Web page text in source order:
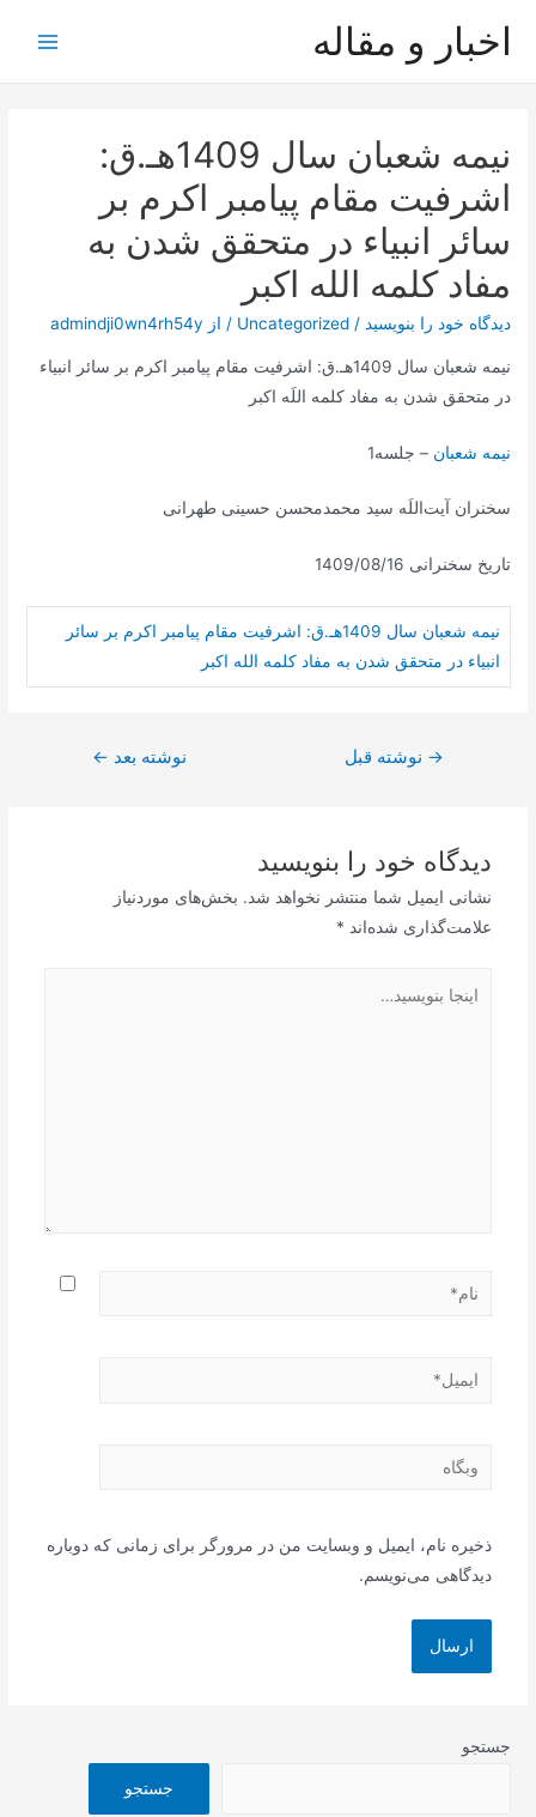
اخبار و مقاله
نیمه شعبان سال 1409هـ.ق:
اشرفیت مقام پیامبر اكرم بر
سائر انبیاء در متحقق شدن به
مفاد كلمه الله اكبر
دیدگاه‌ خود را بنویسید /
Uncategorized / از admindji0wn4rh54y
نیمه شعبان سال 1409هـ.ق: اشرفیت مقام پیامبر اكرم بر سائر انبیاء
در متحقق شدن به مفاد كلمه اللَه اكبر
نیمه شعبان – جلسه1
سخنران آیت‌اللَه سید محمدمحسن حسینی طهرانی
تاریخ سخنرانی 1409/08/16
نیمه شعبان سال 1409هـ.ق: اشرفیت مقام پیامبر اكرم بر سائر
انبیاء در متحقق شدن به مفاد كلمه الله اكبر
راهبری→ نوشته قبل نوشته بعد ←
دیدگاه‌ خود را بنویسید
نشانی ایمیل شما منتشر نخواهد شد. بخش‌های موردنیاز
علامت‌گذاری شده‌اند *
بنویسید…
نام*
ایمیل*
وبگاه
ذخیره نام، ایمیل و وبسایت من در مرورگر برای زمانی که دوباره
دیدگاهی می‌نویسم.
جستجو
جستجو